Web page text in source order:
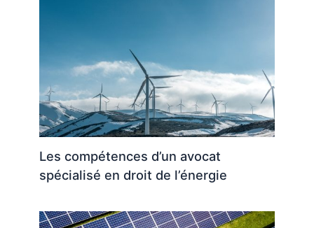
Les compétences d’un avocat
spécialisé en droit de l’énergie